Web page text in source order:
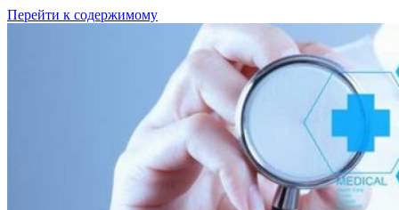
Перейти к содержимому